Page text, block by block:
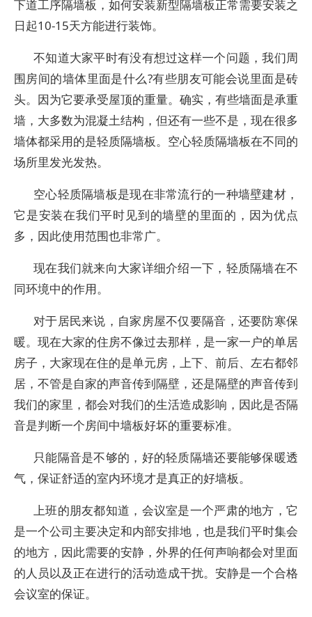
下道工序隔墙板，如何安装新型隔墙板正常需要安装之
日起10-15天方能进行装饰。
不知道大家平时有没有想过这样一个问题，我们周
围房间的墙体里面是什么?有些朋友可能会说里面是砖
头。因为它要承受屋顶的重量。确实，有些墙面是承重
墙，大多数为混凝土结构，但还有一些不是，现在很多
墙体都采用的是轻质隔墙板。空心轻质隔墙板在不同的
场所里发光发热。
空心轻质隔墙板是现在非常流行的一种墙壁建材，
它是安装在我们平时见到的墙壁的里面的，因为优点
多，因此使用范围也非常广。
现在我们就来向大家详细介绍一下，轻质隔墙在不
同环境中的作用。
对于居民来说，自家房屋不仅要隔音，还要防寒保
暖。现在大家的住房不像过去那样，是一家一户的单居
房子，大家现在住的是单元房，上下、前后、左右都邻
居，不管是自家的声音传到隔壁，还是隔壁的声音传到
我们的家里，都会对我们的生活造成影响，因此是否隔
音是判断一个房间中墙板好坏的重要标准。
只能隔音是不够的，好的轻质隔墙还要能够保暖透
气，保证舒适的室内环境才是真正的好墙板。
上班的朋友都知道，会议室是一个严肃的地方，它
是一个公司主要决定和内部安排地，也是我们平时集会
的地方，因此需要的安静，外界的任何声响都会对里面
的人员以及正在进行的活动造成干扰。安静是一个合格
会议室的保证。